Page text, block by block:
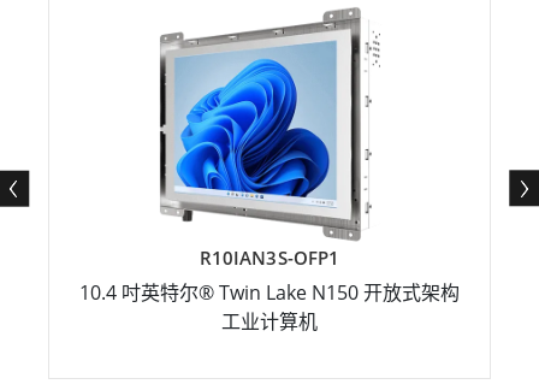
R10IAN3S-OFP1
10.4 吋英特尔® Twin Lake N150 开放式架构
工业计算机